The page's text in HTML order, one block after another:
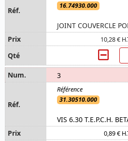
16.74930.000
JOINT COUVERCLE
10,28 €
3
31.30510.000
VIS 6.30 T.E.P.C.H.
0,89 €